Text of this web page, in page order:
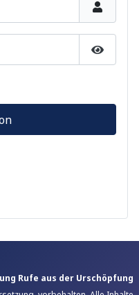
Rufe aus der Urschöpfung